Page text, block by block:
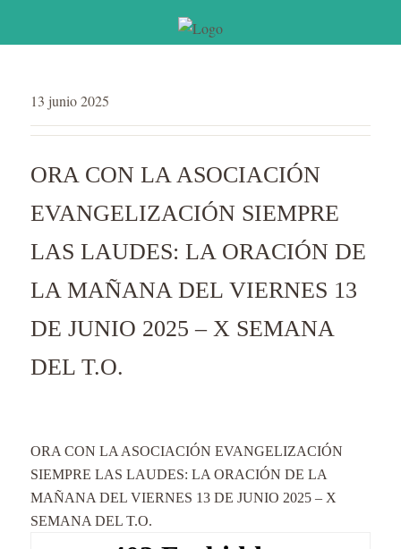
13 junio 2025
ORA CON LA ASOCIACIÓN
EVANGELIZACIÓN SIEMPRE
LAS LAUDES: LA ORACIÓN DE
LA MAÑANA DEL VIERNES 13
DE JUNIO 2025 – X SEMANA
DEL T.O.
ORA CON LA ASOCIACIÓN EVANGELIZACIÓN
SIEMPRE LAS LAUDES: LA ORACIÓN DE LA
MAÑANA DEL VIERNES 13 DE JUNIO 2025 – X
SEMANA DEL T.O.